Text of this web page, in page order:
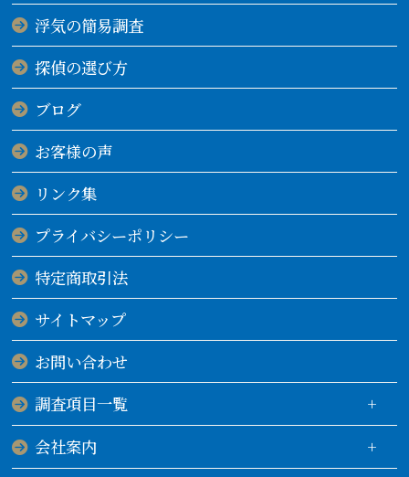
浮気の簡易調査
探偵の選び方
ブログ
お客様の声
リンク集
プライバシーポリシー
特定商取引法
サイトマップ
お問い合わせ
調査項目一覧
会社案内